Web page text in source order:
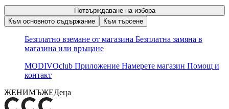
Потвърждаване на избора
Към основното съдържание
Към търсене
Безплатно вземане от магазина Безплатна замяна в
магазина или връщане
MODIVOclub Приложение Намерете магазин Помощ и
контакт
ЖЕНИМЪЖЕДеца